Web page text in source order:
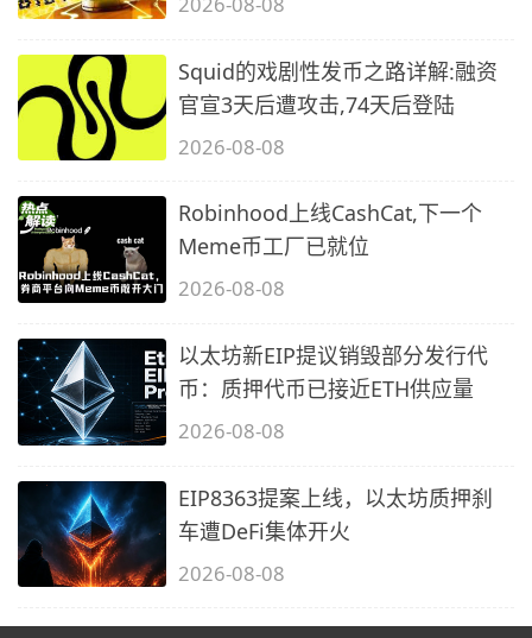
Squid的戏剧性发币之路详解:融资
官宣3天后遭攻击,74天后登陆
2026-08-08
Robinhood上线CashCat,下一个
Meme币工厂已就位
2026-08-08
以太坊新EIP提议销毁部分发行代
币：质押代币已接近ETH供应量
2026-08-08
EIP8363提案上线，以太坊质押刹
车遭DeFi集体开火
2026-08-08